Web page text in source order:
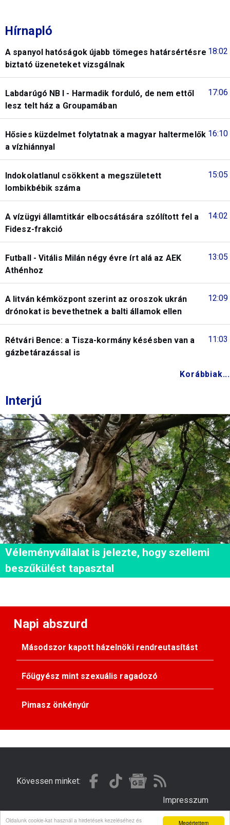
Megértettem
Oldalunk cookie-kat használ a hirdetések kezeléséhez és
Hírnapló
18:02
A spanyol hatóságok újabb tömeges határsértésre
biztató üzeneteket vizsgálnak
17:06
Labdarúgó NB I - Harmadik forduló, de nem ettől
lesz telt ház a Groupamában
16:10
Hősies küzdelmet folytatnak a magyar haltermelők
a vízhiánnyal
15:05
Indokolatlanul csökkent a megszületett
lombikbébik száma
14:02
A vízügyi államtitkár elbocsátására szólított fel a
Fidesz-frakció
13:05
Futball - Vitális Milán négy évre írt alá az AEK
Athénhoz
12:09
A litván kémközpont szerint az oroszok ukrán
drónokat is bevethetnek a balti államok ellen
11:03
Rétvári Bence: a Tisza-kormány késésben van a
gázbetárazással is
Korábbiak...
Interjú
Véleményvállalat is jelezte, hogy szellemi
beszűkülést tapasztal
Napi abszurd
Másodszor kapott házelnöki rendreutasítást
Főügyész mint szexuális ragadozó
Pimasz önkényúr
Kövessen minket:
Impresszum